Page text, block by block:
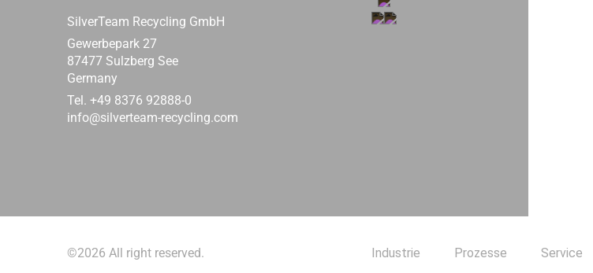
SilverTeam Recycling GmbH
Gewerbepark 27
87477 Sulzberg See
Germany
Tel. +49 8376 92888-0
info@silverteam-recycling.com
©2026 All right reserved. Industrie Prozesse Service